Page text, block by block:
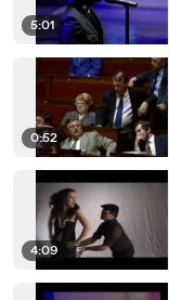
5:01
0:52
4:09